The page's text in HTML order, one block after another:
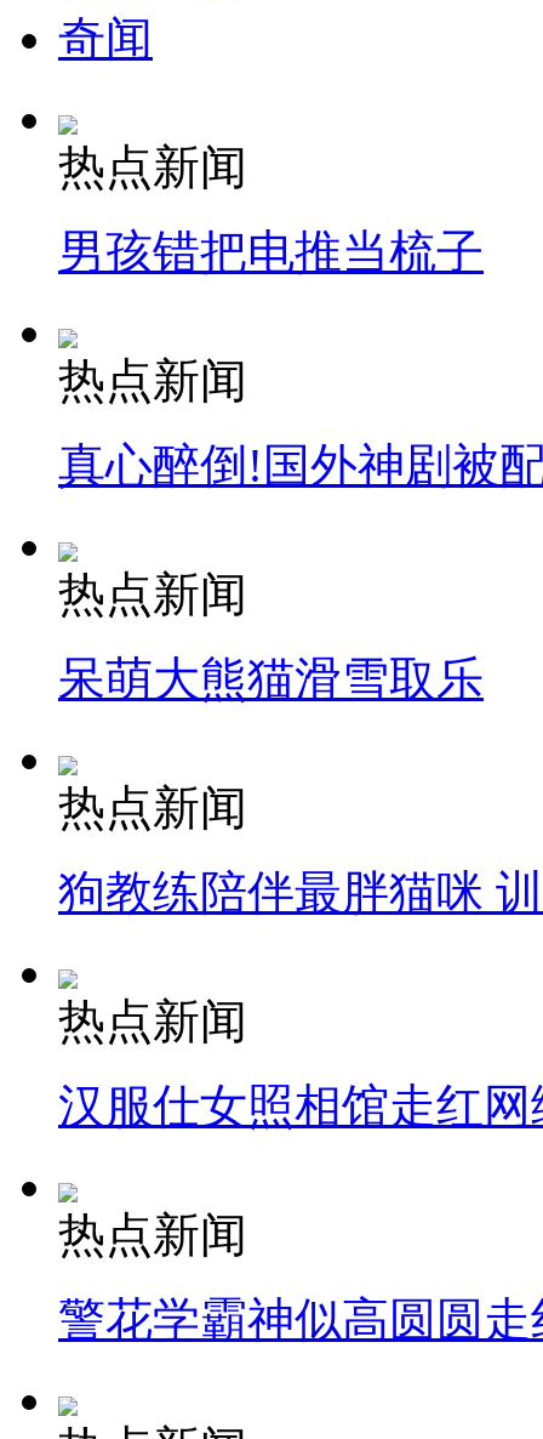
纽约上演“枕头大战”
奇闻
热点新闻
男孩错把电推当梳子
热点新闻
真心醉倒!国外神剧被
热点新闻
呆萌大熊猫滑雪取乐
热点新闻
狗教练陪伴最胖猫咪
热点新闻
汉服仕女照相馆走红网
热点新闻
警花学霸神似高圆圆走